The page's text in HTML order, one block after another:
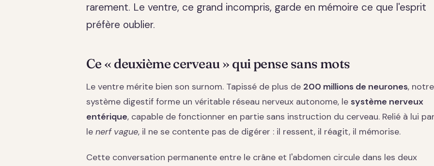
rarement. Le ventre, ce grand incompris, garde en mémoire ce que l'esprit
préfère oublier.
Ce « deuxième cerveau » qui pense sans mots
Le ventre mérite bien son surnom. Tapissé de plus de 200 millions de neurones, notre
système digestif forme un véritable réseau nerveux autonome, le système nerveux
entérique, capable de fonctionner en partie sans instruction du cerveau. Relié à lui
le nerf vague, il ne se contente pas de digérer : il ressent, il réagit, il mémorise.
Cette conversation permanente entre le crâne et l'abdomen circule dans les deux